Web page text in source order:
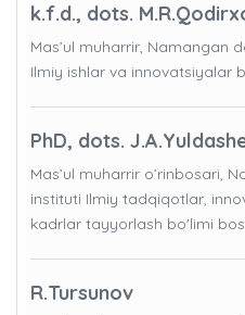
k.f.d., dots.
Mas’ul muharrir, Namangan
Ilmiy ishlar va innovatsiyalar
PhD, dots.
Mas’ul muharrir o’rinbosari,
instituti Ilmiy tadqiqotlar,
kadrlar tayyorlash bo'limi
R.Tursunov